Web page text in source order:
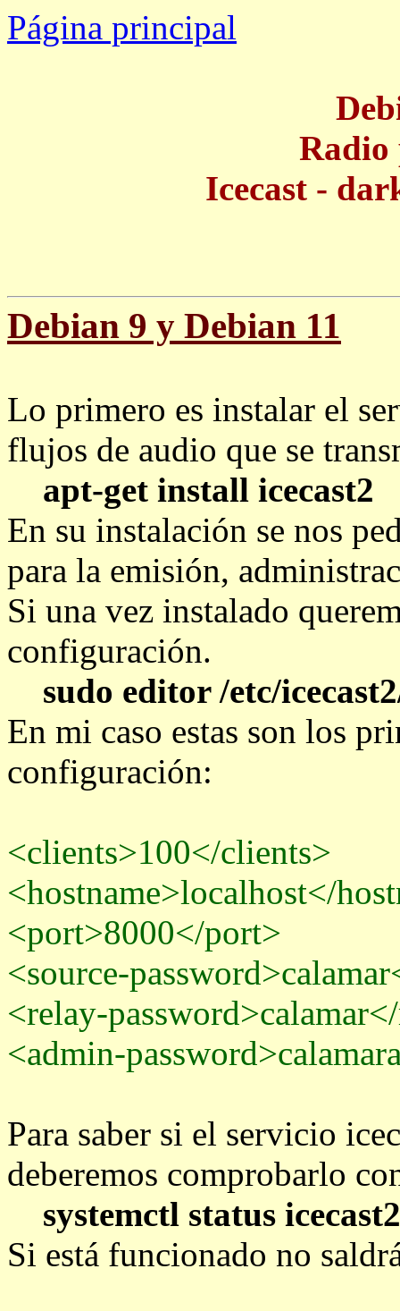
Página principal
Radio
Icecast -
Debian 9 y Debian 11
Lo primero es instalar el
flujos de audio que se
apt-get install icecast2
En su instalación se nos
para la emisión,
Si una vez instalado
configuración.
sudo editor /etc/
En mi caso estas son los
configuración:
<clients>100</clients>
<hostname>localhost</
<port>8000</port>
<source-
<relay-
<admin-
Para saber si el servicio
deberemos comprobarlo
systemctl status icecast2
Si está funcionado no